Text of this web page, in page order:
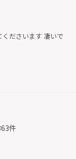
ださいます 凄いで
件